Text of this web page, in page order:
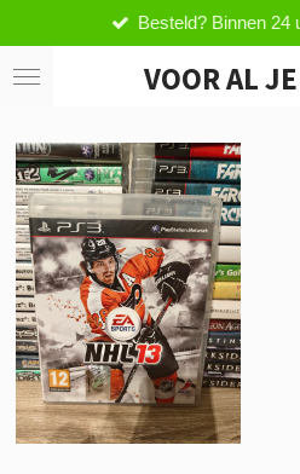
direct
naar
VOOR AL JE
Binnen 24 uur verzonden.